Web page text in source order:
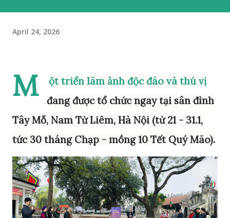
April 24, 2026
M
ột triển lãm ảnh độc đáo và thú vị
đang được tổ chức ngay tại sân đình
Tây Mỗ, Nam Từ Liêm, Hà Nội (từ 21 - 31.1,
tức 30 tháng Chạp - mồng 10 Tết Quý Mão).